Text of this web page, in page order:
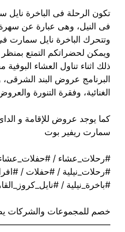
تكون الرحلة فى الباخرة
فى النيل، وهى عبارة عن
وتتحرك الباخرة نايل سمارت
ويمكن لحضراتكم التمتع
ذلك اثناء تناول العشاء
البرنامج عروض البند الشرقى،
الغنائية، وفقرة التنورة
كما يوجد عروض للإقامة و الداى
سمارت ريفير بوت
#رحلات_عشاء /
#رحلات_نيلية / #حفلات /
#باخرة_نيلية /
خصم للمجموعات والشركات